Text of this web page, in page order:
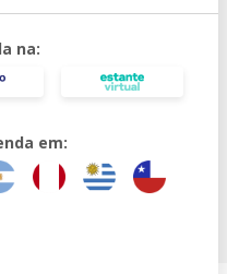
na:
em: